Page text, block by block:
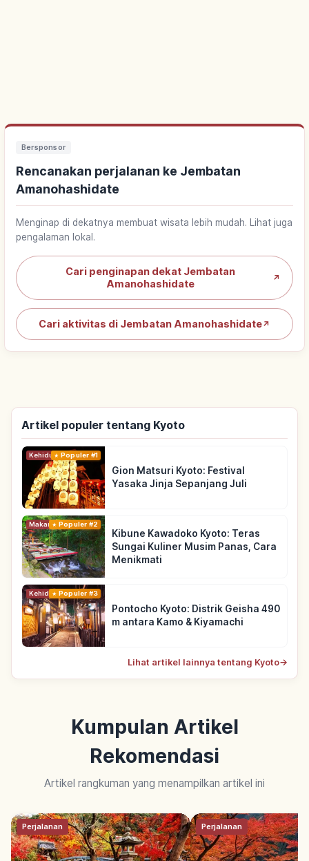
Bersponsor
Rencanakan perjalanan ke Jembatan
Amanohashidate
Menginap di dekatnya membuat wisata lebih mudah. Lihat juga
pengalaman lokal.
Cari penginapan dekat Jembatan
Amanohashidate
↗
Cari aktivitas di Jembatan Amanohashidate↗
Artikel populer tentang Kyoto
KehidupanPopuler #1
Gion Matsuri Kyoto: Festival
Yasaka Jinja Sepanjang Juli
MakananPopuler #2
Kibune Kawadoko Kyoto: Teras
Sungai Kuliner Musim Panas, Cara
Menikmati
KehidupanPopuler #3
Pontocho Kyoto: Distrik Geisha 490
m antara Kamo & Kiyamachi
Lihat artikel lainnya tentang Kyoto→
Kumpulan Artikel
Rekomendasi
Artikel rangkuman yang menampilkan artikel ini
Perjalanan Perjalanan